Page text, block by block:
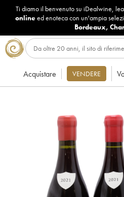
Ti diamo il benvenuto su iDealwine,
onlineed enoteca con un'ampia
Bordeaux,
Acquistare VENDERE